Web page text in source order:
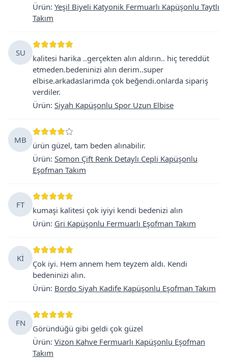
Ürün: Yeşil Biyeli Katyonik Fermuarlı Kapüşonlu Taytlı
Takım
SU
kalitesi harika ..gerçekten alın aldırın.. hiç tereddüt
etmeden.bedeninizi alın derim..super
elbise.arkadaslarimda çok beğendi.onlarda sipariş
verdiler.
Ürün: Siyah Kapüşonlu Spor Uzun Elbise
MB
ürün güzel, tam beden alınabilir.
Ürün: Somon Çift Renk Detaylı Cepli Kapüşonlu
Eşofman Takım
FT
kumaşi kalitesi çok iyiyi kendi bedenizi alın
Ürün: Gri Kapüşonlu Fermuarlı Eşofman Takım
Kİ
Çok iyi. Hem annem hem teyzem aldı. Kendi
bedeninizi alın.
Ürün: Bordo Siyah Kadife Kapüşonlu Eşofman Takım
FN
Göründüğü gibi geldi çok güzel
Ürün: Vizon Kahve Fermuarlı Kapüşonlu Eşofman
Takım